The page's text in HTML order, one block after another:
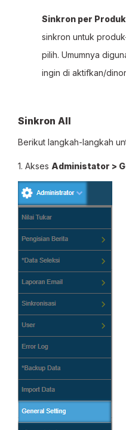
Sinkron per Produk
sinkron untuk
pilih. Umumnya
ingin di aktifkan/
Sinkron All
Berikut langkah-langkah
1. Akses Administator >